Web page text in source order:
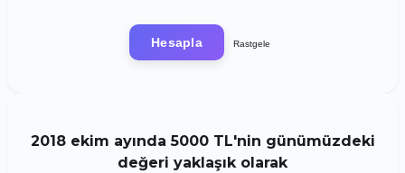
Hesapla Rastgele
2018 ekim ayında5000 TL'nin günümüzdeki
değeri yaklaşık olarak